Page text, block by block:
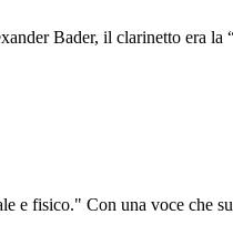
Bader, il clarinetto era
e fisico." Con una voce che